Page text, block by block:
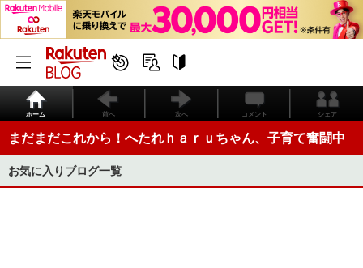
ホーム 前へ 次へ コメント シェア
まだまだこれから！へたれｈａｒｕちゃん、子育て奮闘中
お気に入りブログ一覧